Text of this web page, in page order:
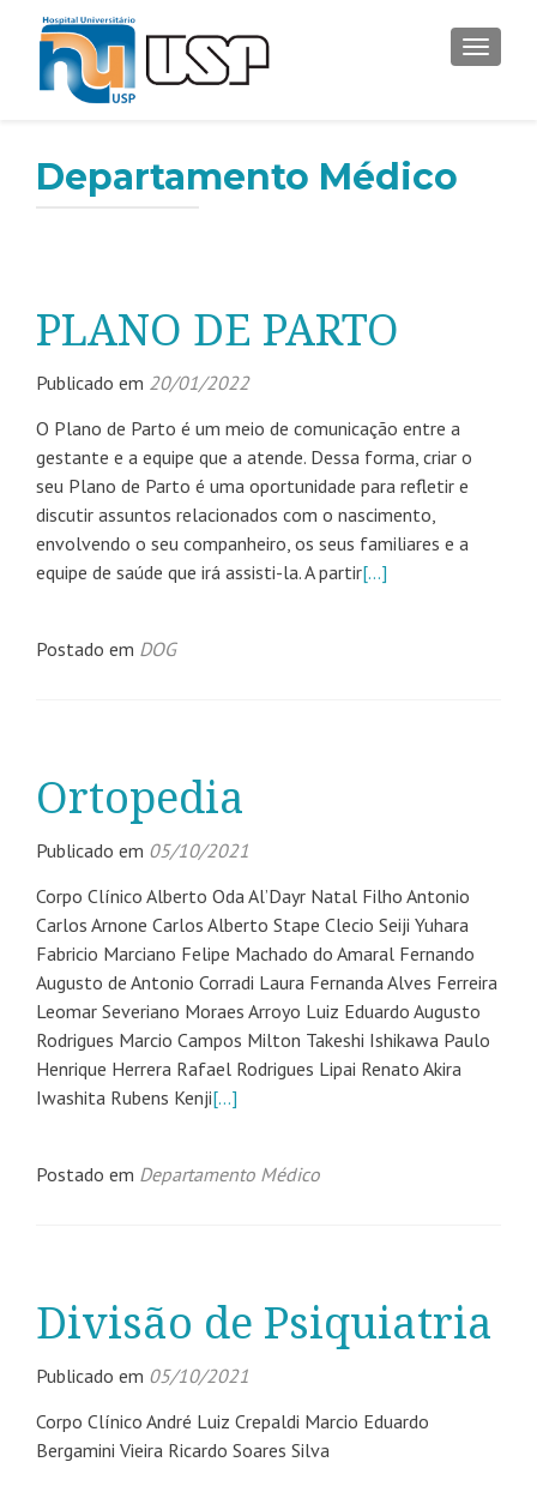
Departamento Médico
PLANO DE PARTO
Publicado em 20/01/2022
O Plano de Parto é um meio de comunicação entre a
gestante e a equipe que a atende. Dessa forma, criar o
seu Plano de Parto é uma oportunidade para refletir e
discutir assuntos relacionados com o nascimento,
envolvendo o seu companheiro, os seus familiares e a
equipe de saúde que irá assisti-la. A partir[…]
Postado em DOG
Ortopedia
Publicado em 05/10/2021
Corpo Clínico Alberto Oda Al’Dayr Natal Filho Antonio
Carlos Arnone Carlos Alberto Stape Clecio Seiji Yuhara
Fabricio Marciano Felipe Machado do Amaral Fernando
Augusto de Antonio Corradi Laura Fernanda Alves Ferreira
Leomar Severiano Moraes Arroyo Luiz Eduardo Augusto
Rodrigues Marcio Campos Milton Takeshi Ishikawa Paulo
Henrique Herrera Rafael Rodrigues Lipai Renato Akira
Iwashita Rubens Kenji[…]
Postado em Departamento Médico
Divisão de Psiquiatria
Publicado em 05/10/2021
Corpo Clínico André Luiz Crepaldi Marcio Eduardo
Bergamini Vieira Ricardo Soares Silva